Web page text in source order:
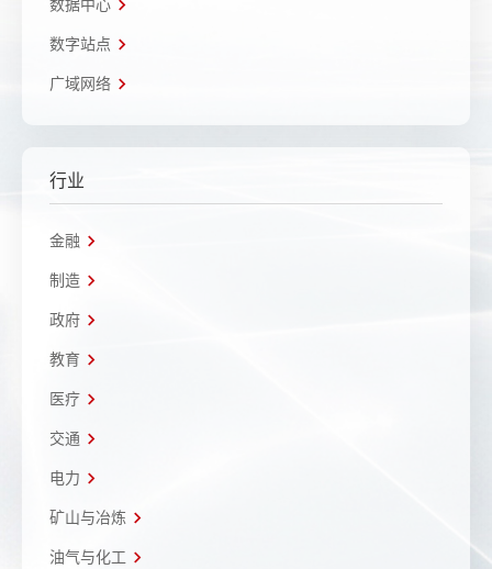
数据中心
数字站点
广域网络
行业
金融
制造
政府
教育
医疗
交通
电力
矿山与冶炼
油气与化工